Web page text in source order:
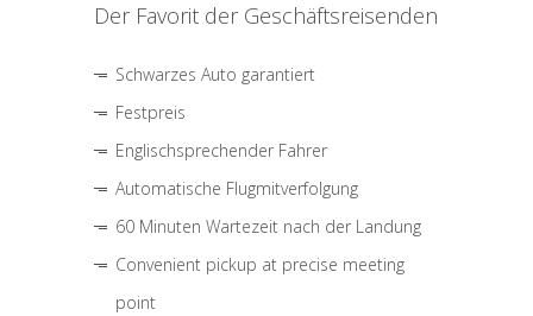
Der Favorit der Geschäftsreisenden
Schwarzes Auto garantiert
Festpreis
Englischsprechender Fahrer
Automatische Flugmitverfolgung
60 Minuten Wartezeit nach der Landung
Convenient pickup at precise meeting
point